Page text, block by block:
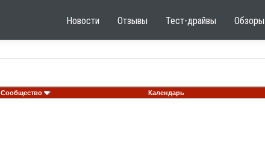
Новости Отзывы Тест-драйвы Обзоры
Сообщество Календарь